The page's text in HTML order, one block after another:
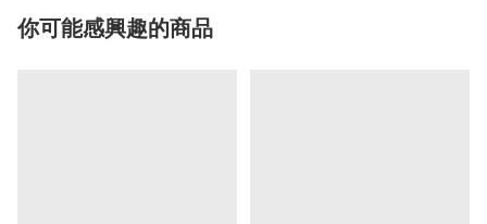
你可能感興趣的商品